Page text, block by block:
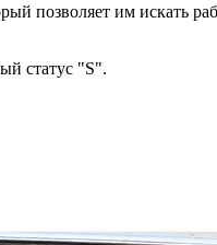
позволяет им искать
статус "S".